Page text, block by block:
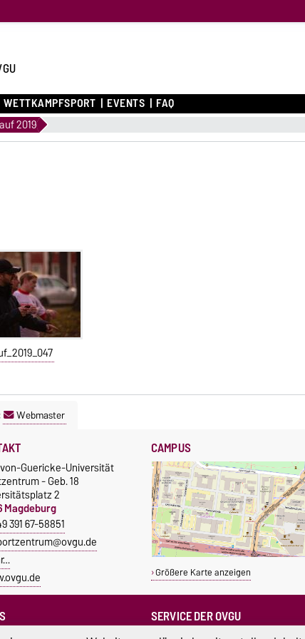
WETTKAMPFSPORT EVENTS FAQ
2019
Webmaster
Guericke-Universität
- Geb. 18
2
Magdeburg
391 67-58851
CAMPUS
Größere Karte anzeigen
SERVICE DER OVGU